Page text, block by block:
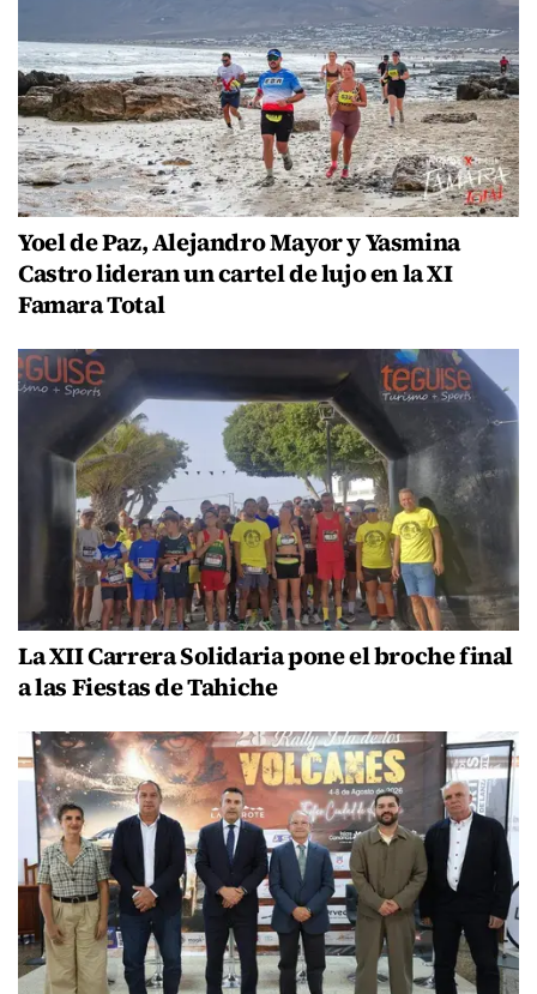
Yoel de Paz, Alejandro Mayor y Yasmina
Castro lideran un cartel de lujo en la XI
Famara Total
La XII Carrera Solidaria pone el broche final
a las Fiestas de Tahiche